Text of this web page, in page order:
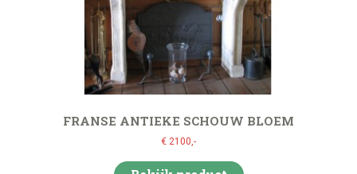
FRANSE ANTIEKE SCHOUW BLOEM
€ 2100,-